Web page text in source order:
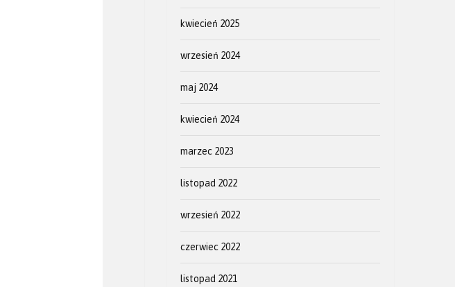
kwiecień 2025
wrzesień 2024
maj 2024
kwiecień 2024
marzec 2023
listopad 2022
wrzesień 2022
czerwiec 2022
listopad 2021